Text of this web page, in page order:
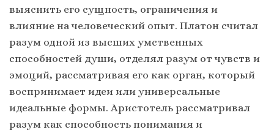
выяснить его сущность, ограничения и
влияние на человеческий опыт. Платон считал
разум одной из высших умственных
способностей души, отделял разум от чувств и
эмоций, рассматривая его как орган, который
воспринимает идеи или универсальные
идеальные формы. Аристотель рассматривал
разум как способность понимания и